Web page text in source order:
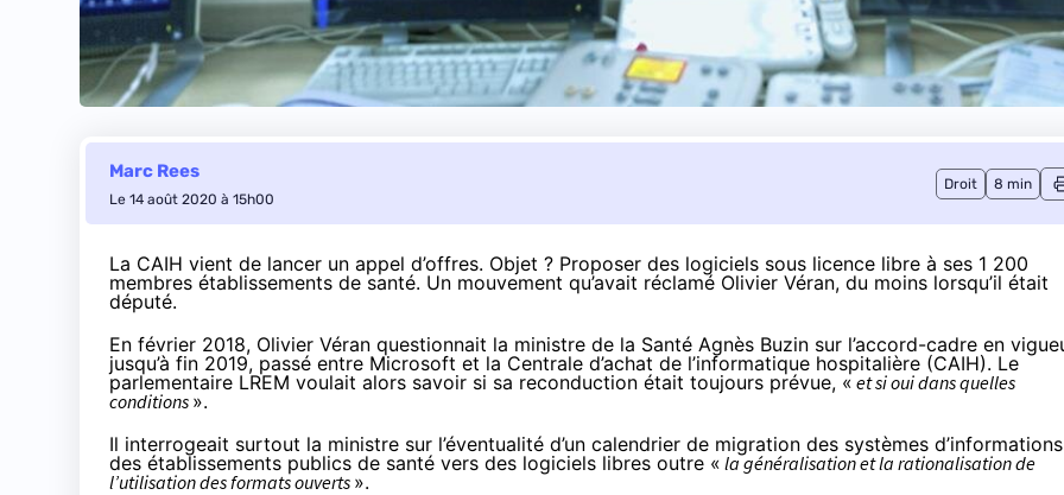
Marc Rees
Le 14 août 2020 à 15h00
Droit 8 min
La CAIH vient de lancer un appel d’offres. Objet ? Proposer des logiciels sous licence libre à ses 1 200
membres établissements de santé. Un mouvement qu’avait réclamé Olivier Véran, du moins lorsqu’il était
député.
En février 2018, Olivier Véran questionnait la ministre de la Santé Agnès Buzin sur l’accord-cadre en
jusqu’à fin 2019, passé entre Microsoft et la Centrale d’achat de l’informatique hospitalière (CAIH). Le
parlementaire LREM voulait alors savoir si sa reconduction était toujours prévue, « et si oui dans quelles
conditions ».
Il interrogeait surtout la ministre sur l’éventualité d’un calendrier de migration des systèmes d’informations
des établissements publics de santé vers des logiciels libres outre « la généralisation et la rationalisation de
l’utilisation des formats ouverts ».